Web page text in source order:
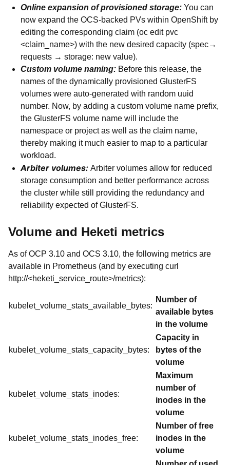
Online expansion of provisioned storage: You can
now expand the OCS-backed PVs within OpenShift by
editing the corresponding claim (oc edit pvc
<claim_name>) with the new desired capacity (spec→
requests → storage: new value).
Custom volume naming: Before this release, the
names of the dynamically provisioned GlusterFS
volumes were auto-generated with random uuid
number. Now, by adding a custom volume name prefix,
the GlusterFS volume name will include the
namespace or project as well as the claim name,
thereby making it much easier to map to a particular
workload.
Arbiter volumes: Arbiter volumes allow for reduced
storage consumption and better performance across
the cluster while still providing the redundancy and
reliability expected of GlusterFS.
Volume and Heketi metrics
As of OCP 3.10 and OCS 3.10, the following metrics are
available in Prometheus (and by executing curl
http://<heketi_service_route>/metrics):
kubelet_volume_stats_available_bytes:
Number of
available bytes
in the volume
kubelet_volume_stats_capacity_bytes:
Capacity in
bytes of the
volume
kubelet_volume_stats_inodes:
Maximum
number of
inodes in the
volume
kubelet_volume_stats_inodes_free:
Number of free
inodes in the
volume